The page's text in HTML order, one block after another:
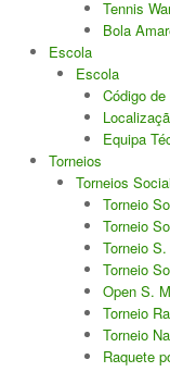
Boas Práticas, Bons
Regras do Ténis
Links Úteis
Azinhaga da Fonte
965486199 -
Enviar E-mail
Tennis
Bola
Escola
Escola
Código
Equipa
Torneios
Torneios
Torneio
Torneio
Torneio
Torneio
Open S.
Torneio
Torneio
Raquete